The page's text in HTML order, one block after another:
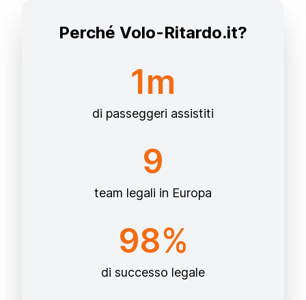
Perché Volo-Ritardo.it?
1m
di passeggeri assistiti
9
team legali in Europa
98%
di successo legale